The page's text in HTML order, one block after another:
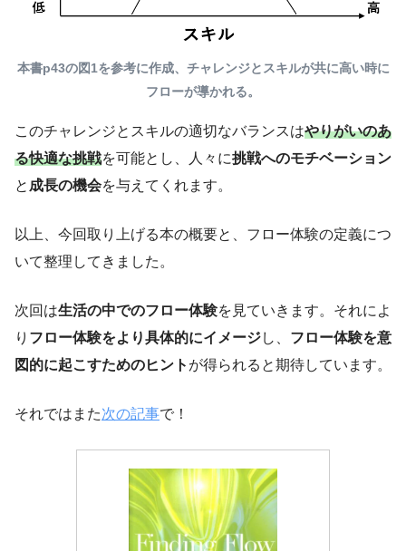
本書p43の図1を参考に作成、チャレンジとスキルが共に高い時に
フローが導かれる。
このチャレンジとスキルの適切なバランスはやりがいのあ
る快適な挑戦を可能とし、人々に挑戦へのモチベーション
と 成長の機会を与えてくれます。
以上、今回取り上げる本の概要と、フロー体験の定義につ
いて整理してきました。
次回は生活の中でのフロー体験を見ていきます。それによ
り フロー体験をより具体的にイメージし、 フロー体験を意
図的に起こすためのヒント が得られると期待しています。
それではまた次の記事で！